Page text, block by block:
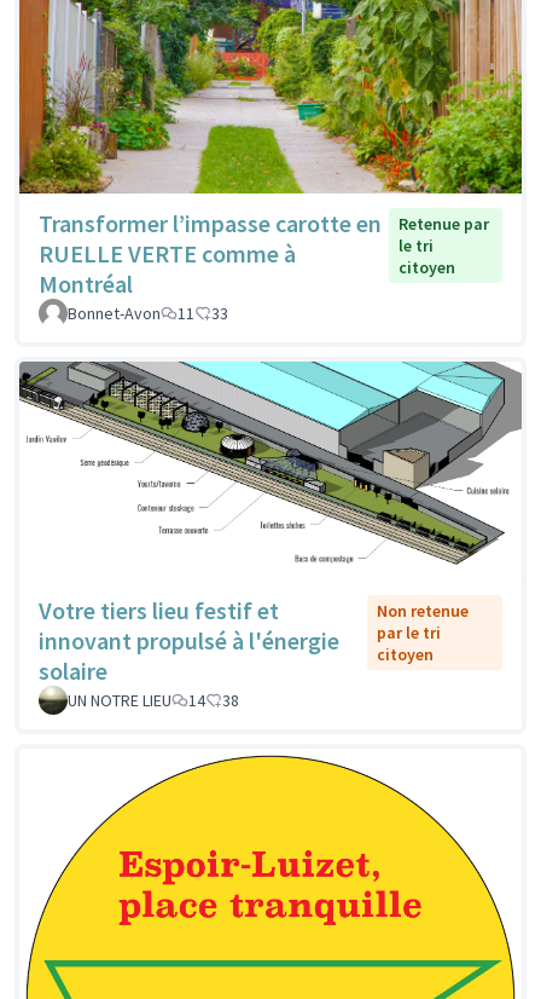
Transformer l’impasse carotte en
RUELLE VERTE comme à
Montréal
Retenue par
le tri
citoyen
Bonnet-Avon 11 33
Votre tiers lieu festif et
innovant propulsé à l'énergie
solaire
Non retenue
par le tri
citoyen
UN NOTRE LIEU 14 38